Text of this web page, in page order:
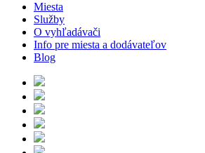
Miesta
Služby
O vyhľadávači
Info pre miesta a dodávateľov
Blog